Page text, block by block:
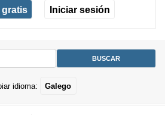
gratis Iniciar sesión
idioma: Galego